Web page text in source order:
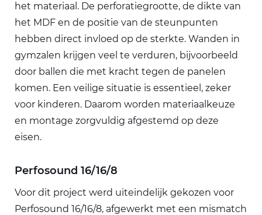
het materiaal. De perforatiegrootte, de dikte van
het MDF en de positie van de steunpunten
hebben direct invloed op de sterkte. Wanden in
gymzalen krijgen veel te verduren, bijvoorbeeld
door ballen die met kracht tegen de panelen
komen. Een veilige situatie is essentieel, zeker
voor kinderen. Daarom worden materiaalkeuze
en montage zorgvuldig afgestemd op deze
eisen.
Perfosound 16/16/8
Voor dit project werd uiteindelijk gekozen voor
Perfosound 16/16/8, afgewerkt met een mismatch